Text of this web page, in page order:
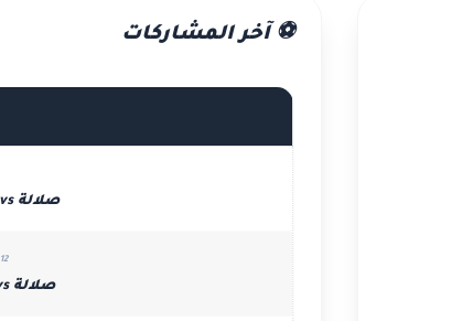
⚽ آخر المشاركات
صلالة vs مسقط
12 ديسمبر 2025
صلالة vs الوحدة